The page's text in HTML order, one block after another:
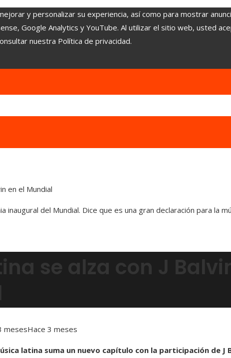
y personalizar su experiencia, así como para mostrar
Google Analytics y YouTube. Al utilizar el sitio web, usted
nuestra Política de privacidad.
en el Mundial
se alza con J
mesesHace 3 meses
latina suma un nuevo capítulo con la participación de J